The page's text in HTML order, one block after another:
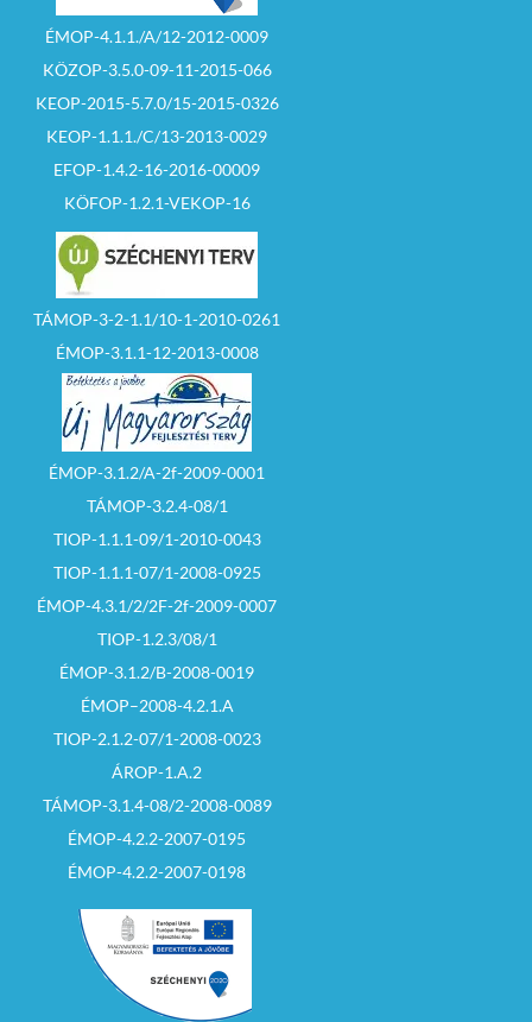
ÉMOP-4.1.1./A/12-2012-0009
KÖZOP-3.5.0-09-11-2015-066
KEOP-2015-5.7.0/15-2015-0326
KEOP-1.1.1./C/13-2013-0029
EFOP-1.4.2-16-2016-00009
KÖFOP-1.2.1-VEKOP-16
TÁMOP-3-2-1.1/10-1-2010-0261
ÉMOP-3.1.1-12-2013-0008
ÉMOP-3.1.2/A-2f-2009-0001
TÁMOP-3.2.4-08/1
TIOP-1.1.1-09/1-2010-0043
TIOP-1.1.1-07/1-2008-0925
ÉMOP-4.3.1/2/2F-2f-2009-0007
TIOP-1.2.3/08/1
ÉMOP-3.1.2/B-2008-0019
ÉMOP–2008-4.2.1.A
TIOP-2.1.2-07/1-2008-0023
ÁROP-1.A.2
TÁMOP-3.1.4-08/2-2008-0089
ÉMOP-4.2.2-2007-0195
ÉMOP-4.2.2-2007-0198